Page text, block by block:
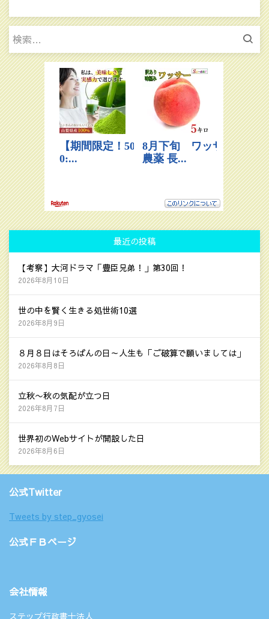
検
索:
最近の投稿
【考察】大河ドラマ「豊臣兄弟！」第30回！
2026年8月10日
世の中を賢く生きる処世術10選
2026年8月9日
８月８日はそろばんの日～人生も「ご破算で願いましては」
2026年8月8日
立秋〜秋の気配が立つ日
2026年8月7日
世界初のWebサイトが開設した日
2026年8月6日
公式Twitter
Tweets by step_gyosei
公式ＦＢページ
会社情報
ステップ行政書士法人